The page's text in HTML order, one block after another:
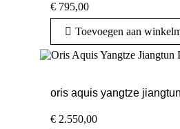
€ 795,00
Toevoegen aan
oris aquis yangtze
€ 2.550,00